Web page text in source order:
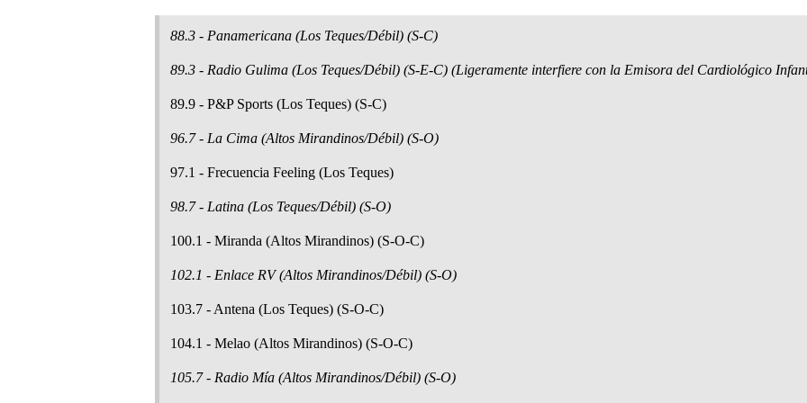
88.3 - Panamericana (Los Teques/Débil) (S-C)
89.3 - Radio Gulima (Los Teques/Débil) (S-E-C) (Ligeramente interfiere con la Emisora del Cardiológico
89.9 - P&P Sports (Los Teques) (S-C)
96.7 - La Cima (Altos Mirandinos/Débil) (S-O)
97.1 - Frecuencia Feeling (Los Teques)
98.7 - Latina (Los Teques/Débil) (S-O)
100.1 - Miranda (Altos Mirandinos) (S-O-C)
102.1 - Enlace RV (Altos Mirandinos/Débil) (S-O)
103.7 - Antena (Los Teques) (S-O-C)
104.1 - Melao (Altos Mirandinos) (S-O-C)
105.7 - Radio Mía (Altos Mirandinos/Débil) (S-O)